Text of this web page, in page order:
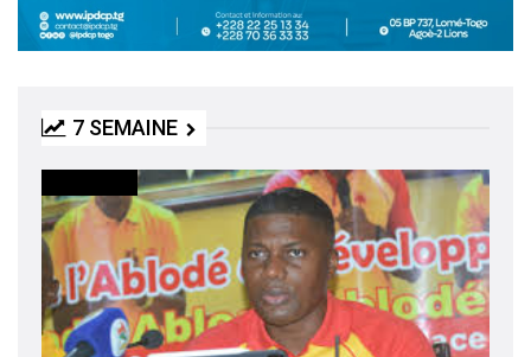
7 SEMAINE